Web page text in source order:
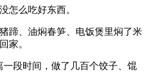
么吃好东西。
、油焖春笋、电饭煲里焖了米
家。
段时间，做了几百个饺子、馄